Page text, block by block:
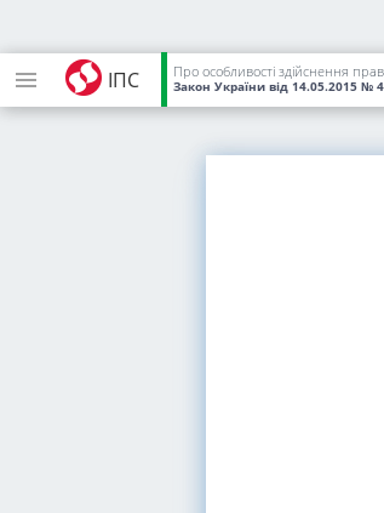
ІПС Про особливості здійснення
Закон України від 14.05.2015 №